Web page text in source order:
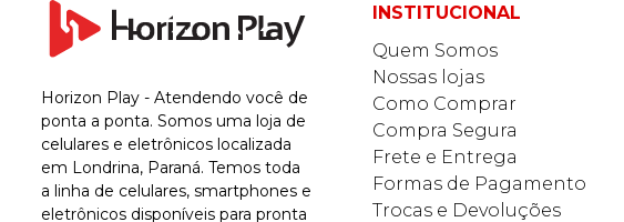
Horizon Play - Atendendo você de
ponta a ponta. Somos uma loja de
celulares e eletrônicos localizada
em Londrina, Paraná. Temos toda
a linha de celulares, smartphones e
eletrônicos disponíveis para pronta
INSTITUCIONAL
Quem Somos
Nossas lojas
Como Comprar
Compra Segura
Frete e Entrega
Formas de Pagamento
Trocas e Devoluções